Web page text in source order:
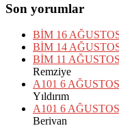
Son yorumlar
BİM 16
BİM 14
BİM 11
Remziye
A101 6
Yıldırım
A101 6
Berivan